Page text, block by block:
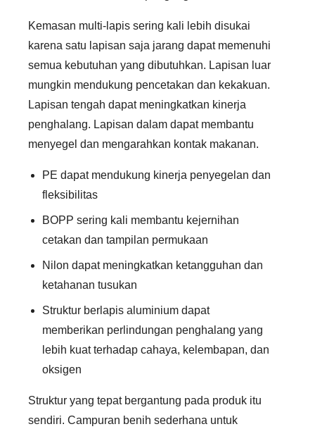
Kemasan multi-lapis sering kali lebih disukai
karena satu lapisan saja jarang dapat memenuhi
semua kebutuhan yang dibutuhkan. Lapisan luar
mungkin mendukung pencetakan dan kekakuan.
Lapisan tengah dapat meningkatkan kinerja
penghalang. Lapisan dalam dapat membantu
menyegel dan mengarahkan kontak makanan.
PE dapat mendukung kinerja penyegelan dan
fleksibilitas
BOPP sering kali membantu kejernihan
cetakan dan tampilan permukaan
Nilon dapat meningkatkan ketangguhan dan
ketahanan tusukan
Struktur berlapis aluminium dapat
memberikan perlindungan penghalang yang
lebih kuat terhadap cahaya, kelembapan, dan
oksigen
Struktur yang tepat bergantung pada produk itu
sendiri. Campuran benih sederhana untuk